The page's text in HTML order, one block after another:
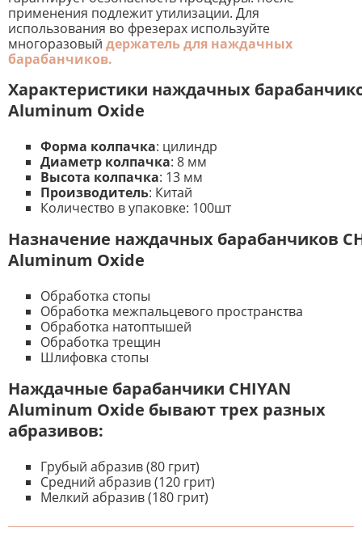
применения подлежит утилизации. Для
использования во фрезерах используйте
многоразовый держатель для наждачных
барабанчиков.
Характеристики наждачных
Aluminum Oxide
Форма колпачка: цилиндр
Диаметр колпачка: 8 мм
Высота колпачка: 13 мм
Производитель: Китай
Количество в упаковке: 100шт
Назначение наждачных барабанчиков
Aluminum Oxide
Обработка стопы
Обработка межпальцевого пространства
Обработка натоптышей
Обработка трещин
Шлифовка стопы
Наждачные барабанчики CHIYAN
Aluminum Oxide бывают трех разных
абразивов:
Грубый абразив (80 грит)
Средний абразив (120 грит)
Мелкий абразив (180 грит)
К настоящему времени нет